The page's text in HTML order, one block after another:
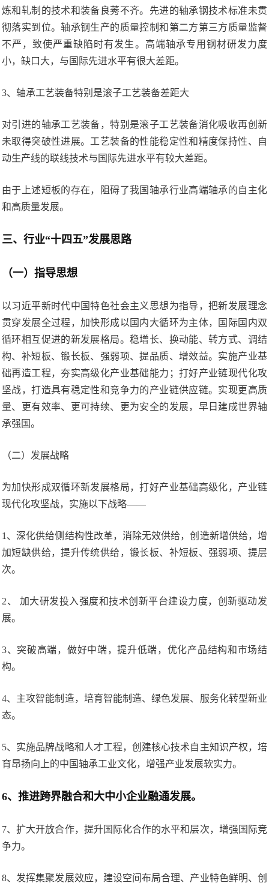
炼和轧制的技术和装备良莠不齐。先进的轴承钢技术标准未贯
彻落实到位。轴承钢生产的质量控制和第二方第三方质量监督
不严，致使严重缺陷时有发生。高端轴承专用钢材研发力度
小，缺口大，与国际先进水平有很大差距。
3、轴承工艺装备特别是滚子工艺装备差距大
对引进的轴承工艺装备，特别是滚子工艺装备消化吸收再创新
未取得突破性进展。工艺装备的性能稳定性和精度保持性、自
动生产线的联线技术与国际先进水平有较大差距。
由于上述短板的存在，阻碍了我国轴承行业高端轴承的自主化
和高质量发展。
三、行业“十四五”发展思路
（一）指导思想
以习近平新时代中国特色社会主义思想为指导，把新发展理念
贯穿发展全过程，加快形成以国内大循环为主体，国际国内双
循环相互促进的新发展格局。稳增长、换动能、转方式、调结
构、补短板、锻长板、强弱项、提品质、增效益。实施产业基
础再造工程，夯实高级化产业基础能力；打好产业链现代化攻
坚战，打造具有稳定性和竞争力的产业链供应链。实现更高质
量、更有效率、更可持续、更为安全的发展，早日建成世界轴
承强国。
（二）发展战略
为加快形成双循环新发展格局，打好产业基础高级化，产业链
现代化攻坚战，实施以下战略——
1、深化供给侧结构性改革，消除无效供给，创造新增供给，增
加短缺供给，提升传统供给，锻长板、补短板、强弱项、提层
次。
2、 加大研发投入强度和技术创新平台建设力度，创新驱动发
展。
3、突破高端，做好中端，提升低端，优化产品结构和市场结
构。
4、主攻智能制造，培育智能制造、绿色发展、服务化转型新业
态。
5、实施品牌战略和人才工程，创建核心技术自主知识产权，培
育昂扬向上的中国轴承工业文化，增强产业发展软实力。
6、推进跨界融合和大中小企业融通发展。
7、扩大开放合作，提升国际化合作的水平和层次，增强国际竞
争力。
8、发挥集聚发展效应，建设空间布局合理、产业特色鲜明、创